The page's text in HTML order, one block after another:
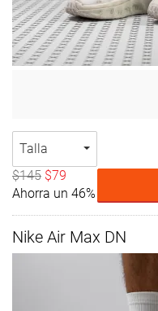
Talla
$145 $79
Ahorra un 46%
Nike Air Max DN